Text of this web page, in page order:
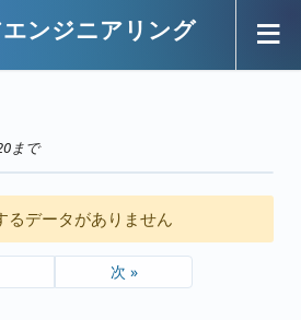
ンジニアリング
まで
るデータがありません
次 »